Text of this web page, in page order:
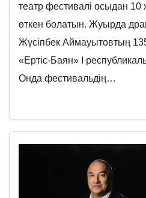
театр фестивалі осыдан
өткен болатын. Жуырда
Жүсіпбек Аймауытовтың
«Ертіс-Баян» І
Онда фестивальдің…